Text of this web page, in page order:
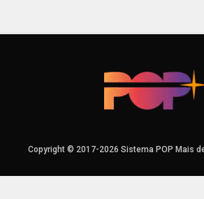
Copyright © 2017-2026 Sistema POP Mais